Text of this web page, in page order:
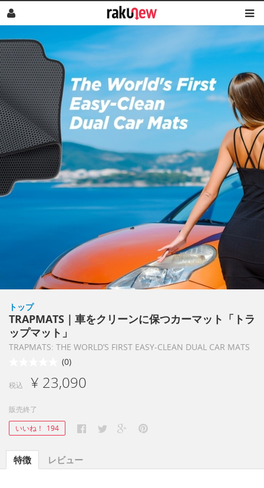
トップ
TRAPMATS｜車をクリーンに保つカーマット「トラ
ップマット」
TRAPMATS: THE WORLD’S FIRST EASY-CLEAN DUAL CAR MATS
(0)
税込 ¥ 23,090
販売終了
いいね！
194
特徴 レビュー